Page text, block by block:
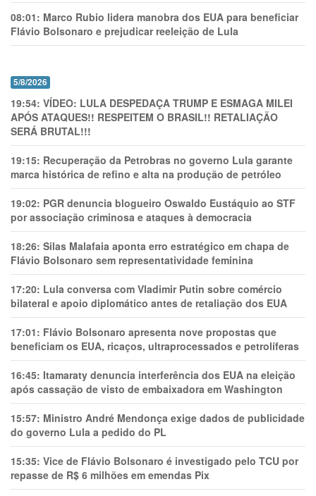
08:01: Marco Rubio lidera manobra dos EUA para beneficiar
Flávio Bolsonaro e prejudicar reeleição de Lula
5/8/2026
19:54: VÍDEO: LULA DESPEDAÇA TRUMP E ESMAGA MILEI
APÓS ATAQUES!! RESPEITEM O BRASIL!! RETALIAÇÃO
SERÁ BRUTAL!!!
19:15: Recuperação da Petrobras no governo Lula garante
marca histórica de refino e alta na produção de petróleo
19:02: PGR denuncia blogueiro Oswaldo Eustáquio ao STF
por associação criminosa e ataques à democracia
18:26: Silas Malafaia aponta erro estratégico em chapa de
Flávio Bolsonaro sem representatividade feminina
17:20: Lula conversa com Vladimir Putin sobre comércio
bilateral e apoio diplomático antes de retaliação dos EUA
17:01: Flávio Bolsonaro apresenta nove propostas que
beneficiam os EUA, ricaços, ultraprocessados e petrolíferas
16:45: Itamaraty denuncia interferência dos EUA na eleição
após cassação de visto de embaixadora em Washington
15:57: Ministro André Mendonça exige dados de publicidade
do governo Lula a pedido do PL
15:35: Vice de Flávio Bolsonaro é investigado pelo TCU por
repasse de R$ 6 milhões em emendas Pix